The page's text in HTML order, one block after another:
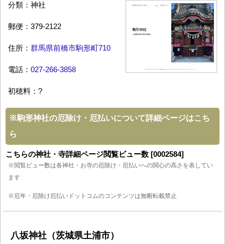
分類：神社
郵便：379-2122
住所： 群馬県前橋市駒形町710
電話： 027-266-3858
初穂料：?
※駒形神社の厄除け・厄払いについて詳細ページはこち
ら
こちらの神社・寺詳細ページ閲覧ビュー数 [0002584]
※閲覧ビュー数は各神社・お寺の厄除け・厄払いへの関心の高さを表してい
ます
※厄年・厄除け厄払いドットコムのコンテンツは無断転載禁止
八坂神社（茨城県土浦市）